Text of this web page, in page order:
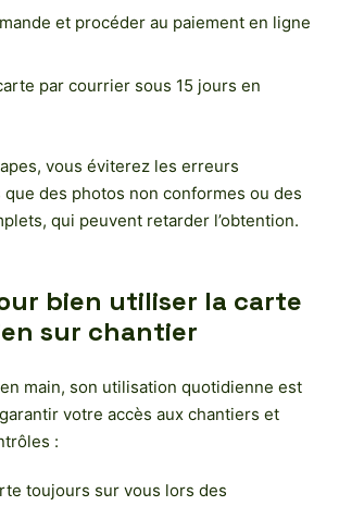
et procéder au paiement en ligne
par courrier sous 15 jours en
vous éviterez les erreurs
des photos non conformes ou des
qui peuvent retarder l’obtention.
bien utiliser la carte
sur chantier
main, son utilisation quotidienne est
votre accès aux chantiers et
:
toujours sur vous lors des